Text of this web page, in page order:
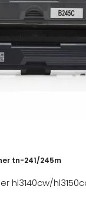
tn-241/245m
hl3140cw/